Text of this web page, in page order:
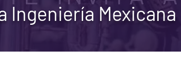
Ingeniería Mexicana